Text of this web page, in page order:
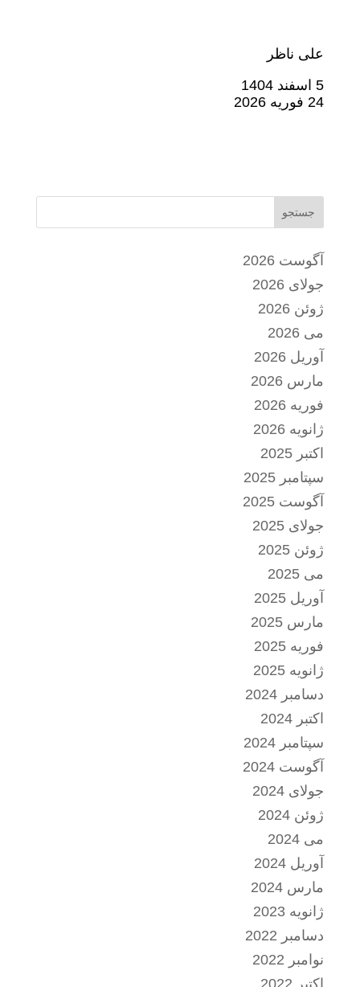
علی ناظر
5 اسفند 1404
24 فوریه 2026
جستجو
آگوست 2026
جولای 2026
ژوئن 2026
می 2026
آوریل 2026
مارس 2026
فوریه 2026
ژانویه 2026
اکتبر 2025
سپتامبر 2025
آگوست 2025
جولای 2025
ژوئن 2025
می 2025
آوریل 2025
مارس 2025
فوریه 2025
ژانویه 2025
دسامبر 2024
اکتبر 2024
سپتامبر 2024
آگوست 2024
جولای 2024
ژوئن 2024
می 2024
آوریل 2024
مارس 2024
ژانویه 2023
دسامبر 2022
نوامبر 2022
اکتبر 2022